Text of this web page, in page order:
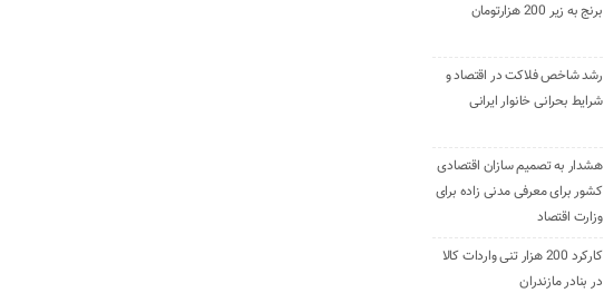
برنج به زیر 200 هزارتومان
رشد شاخص فلاکت در اقتصاد و
شرایط بحرانی خانوار ایرانی
هشدار به تصمیم سازان اقتصادی
کشور برای معرفی مدنی زاده برای
وزارت اقتصاد
کارکرد 200 هزار تنی واردات کالا
در بنادر مازندران